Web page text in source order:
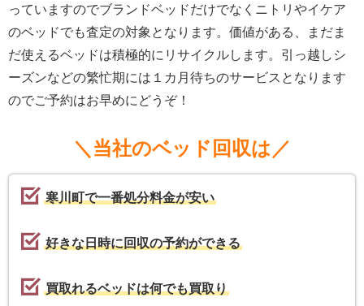
っていますのでブランドベッドだけでなくニトリやイケア
のベッドでも査定の対象となります。価値がある、まだま
だ使えるベッドは積極的にリサイクルします。引っ越しシ
ーズンなどの繁忙期には１カ月待ちのサービスとなります
のでご予約はお早めにどうぞ！
＼当社のベッド回収は／
寒川町で一番処分料金が安い
好きな日時に回収の予約ができる
買取れるベッドは何でも買取り